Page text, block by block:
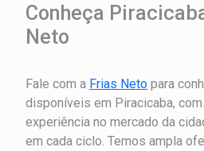
Conheça
Neto
Fale com a Frias Neto para
disponíveis em Piracicaba,
experiência no mercado da
em cada ciclo. Temos ampla